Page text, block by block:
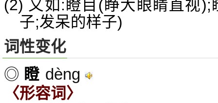
(2) 又如:瞪目(睁大眼睛直视
子;发呆的样子)
词性变化
◎ 瞪 dèng
〈形容词〉